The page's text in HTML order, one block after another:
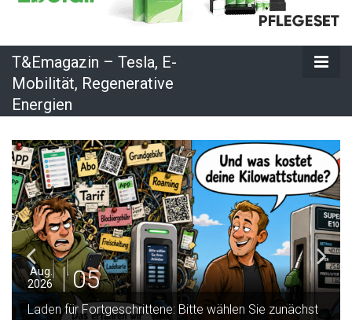
Mobilität,
Regenerative
Energien
T&Emagazin – Tesla, E-
Mobilität, Regenerative
Energien
Aug.
2026
05